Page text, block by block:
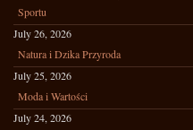
Sportu
July 26, 2026
Natura i Dzika Przyroda
July 25, 2026
Moda i Wartości
July 24, 2026